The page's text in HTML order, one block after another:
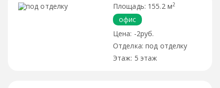
155.2 м2
офис
-2руб.
под отделку
5 этаж